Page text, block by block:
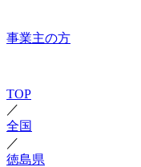
事業主の方
TOP
／
全国
／
徳島県